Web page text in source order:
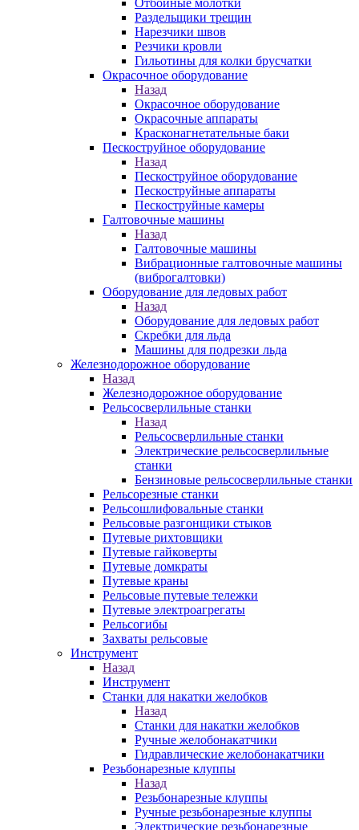
Отбойные молотки
Раздельщики трещин
Нарезчики швов
Резчики кровли
Гильотины для колки брусчатки
Окрасочное оборудование
Назад
Окрасочное оборудование
Окрасочные аппараты
Красконагнетательные баки
Пескоструйное оборудование
Назад
Пескоструйное оборудование
Пескоструйные аппараты
Пескоструйные камеры
Галтовочные машины
Назад
Галтовочные машины
Вибрационные галтовочные машины
(виброгалтовки)
Оборудование для ледовых работ
Назад
Оборудование для ледовых работ
Скребки для льда
Машины для подрезки льда
Железнодорожное оборудование
Назад
Железнодорожное оборудование
Рельсосверлильные станки
Назад
Рельсосверлильные станки
Электрические рельсосверлильные
станки
Бензиновые рельсосверлильные станки
Рельсорезные станки
Рельсошлифовальные станки
Рельсовые разгонщики стыков
Путевые рихтовщики
Путевые гайковерты
Путевые домкраты
Путевые краны
Рельсовые путевые тележки
Путевые электроагрегаты
Рельсогибы
Захваты рельсовые
Инструмент
Назад
Инструмент
Станки для накатки желобков
Назад
Станки для накатки желобков
Ручные желобонакатчики
Гидравлические желобонакатчики
Резьбонарезные клуппы
Назад
Резьбонарезные клуппы
Ручные резьбонарезные клуппы
Электрические резьбонарезные